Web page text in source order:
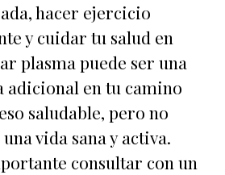
hacer ejercicio
y cuidar tu salud en
plasma puede ser una
en tu camino
saludable, pero no
vida sana y activa.
consultar con un